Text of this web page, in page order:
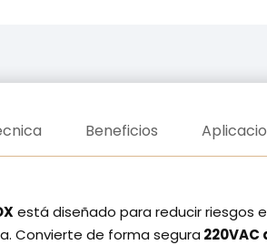
Beneficios
está diseñado para reducir riesgos
Convierte de forma segura 220VAC